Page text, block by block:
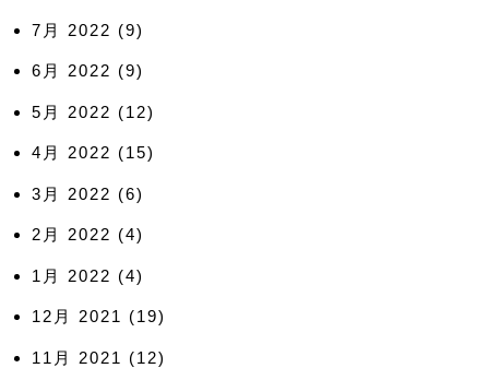
7月 2022 (9)
6月 2022 (9)
5月 2022 (12)
4月 2022 (15)
3月 2022 (6)
2月 2022 (4)
1月 2022 (4)
12月 2021 (19)
11月 2021 (12)